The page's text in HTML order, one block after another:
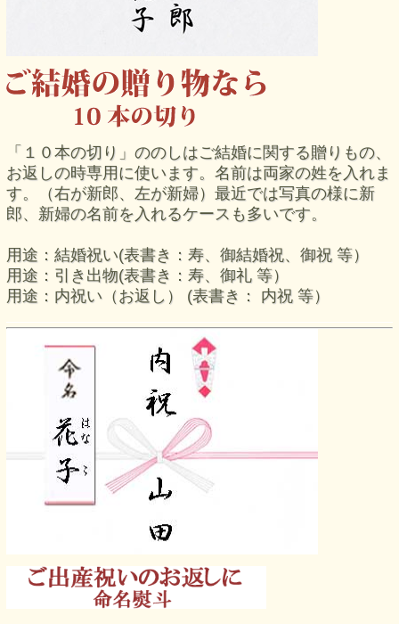
「１０本の切り」ののしはご結婚に関する贈りもの、
お返しの時専用に使います。名前は両家の姓を入れま
す。（右が新郎、左が新婦）最近では写真の様に新
郎、新婦の名前を入れるケースも多いです。
用途：結婚祝い(表書き：寿、御結婚祝、御祝 等）
用途：引き出物(表書き：寿、御礼 等）
用途：内祝い（お返し） (表書き： 内祝 等）